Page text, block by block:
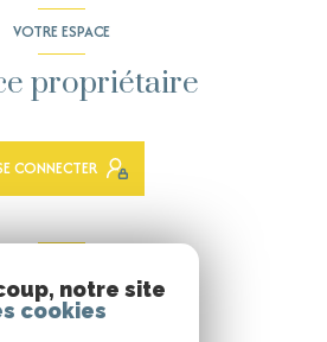
VOTRE ESPACE
propriétaire
CONNECTER
adhérons
notre site
cookies